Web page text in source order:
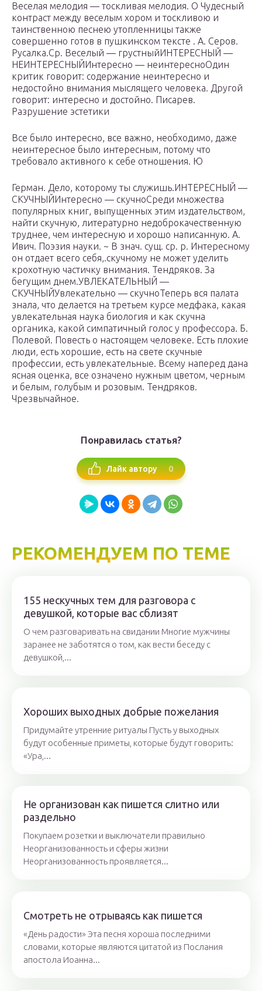
Веселая мелодия — тоскливая мелодия. Ο Чудесный
контраст между веселым хором и тоскливою и
таинственною песнею утопленницы также
совершенно готов в пушкинском тексте . А. Серов.
Русалка.Ср. Веселый — грустныйИНТЕРЕСНЫЙ —
НЕИНТЕРЕСНЫЙИнтересно — неинтересноОдин
критик говорит: содержание неинтересно и
недостойно внимания мыслящего человека. Другой
говорит: интересно и достойно. Писарев.
Разрушение эстетики
Все было интересно, все важно, необходимо, даже
неинтересное было интересным, потому что
требовало активного к себе отношения. Ю
Герман. Дело, которому ты служишь.ИНТЕРЕСНЫЙ —
СКУЧНЫЙИнтересно — скучноСреди множества
популярных книг, выпущенных этим издательством,
найти скучную, литературно недоброкачественную
труднее, чем интересную и хорошо написанную. А.
Ивич. Поэзия науки. ~ В знач. сущ. ср. р. Интересному
он отдает всего себя,.скучному не может уделить
крохотную частичку внимания. Тендряков. За
бегущим днем.УВЛЕКАТЕЛЬНЫЙ —
СКУЧНЫЙУвлекательно — скучноТеперь вся палата
знала, что делается на третьем курсе медфака, какая
увлекательная наука биология и как скучна
органика, какой симпатичный голос у профессора. Б.
Полевой. Повесть о настоящем человеке. Есть плохие
люди, есть хорошие, есть на свете скучные
профессии, есть увлекательные. Всему наперед дана
ясная оценка, все означено нужным цветом, черным
и белым, голубым и розовым. Тендряков.
Чрезвычайное.
Понравилась статья?
Лайк автору 0
РЕКОМЕНДУЕМ ПО ТЕМЕ
155 нескучных тем для разговора с
девушкой, которые вас сблизят
О чем разговаривать на свидании Многие мужчины
заранее не заботятся о том, как вести беседу с
девушкой,...
Хороших выходных добрые пожелания
Придумайте утренние ритуалы Пусть у выходных
будут особенные приметы, которые будут говорить:
«Ура,...
Не организован как пишется слитно или
раздельно
Покупаем розетки и выключатели правильно
Неорганизованность и сферы жизни
Неорганизованность проявляется...
Смотреть не отрываясь как пишется
«День радости» Эта песня хороша последними
словами, которые являются цитатой из Послания
апостола Иоанна...